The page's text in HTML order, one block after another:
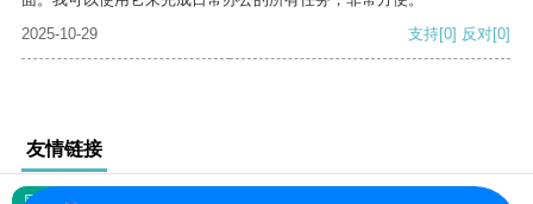
2025-10-29
支持[0] 反对[0]
友情链接